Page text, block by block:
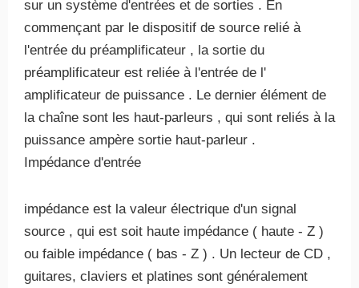
sur ​​un système d'entrées et de sorties . En
commençant par le dispositif de source relié à
l'entrée du préamplificateur , la sortie du
préamplificateur est reliée à l'entrée de l'
amplificateur de puissance . Le dernier élément de
la chaîne sont les haut-parleurs , qui sont reliés à la
puissance ampère sortie haut-parleur .
Impédance d'entrée
impédance est la valeur électrique d'un signal
source , qui est soit haute impédance ( haute - Z )
ou faible impédance ( bas - Z ) . Un lecteur de CD ,
guitares, claviers et platines sont généralement